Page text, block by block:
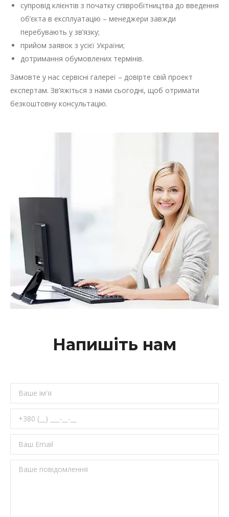
супровід клієнтів з початку співробітництва до введення
об’єкта в експлуатацію – менеджери завжди
перебувають у зв’язку;
прийом заявок з усієї України;
дотримання обумовлених термінів.
Замовте у нас сервісні галереї – довірте свій проект
експертам. Зв’яжіться з нами сьогодні, щоб отримати
безкоштовну консультацію.
Напишіть нам